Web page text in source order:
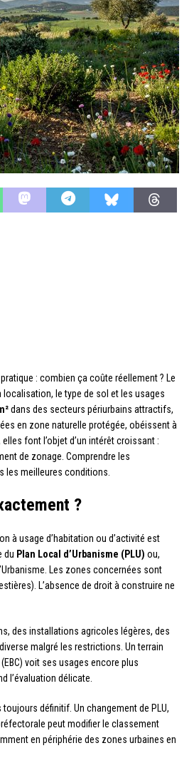
: combien ça coûte réellement ? Le
le type de sol et les usages
dans des secteurs périurbains attractifs,
en zone naturelle protégée, obéissent à
font l’objet d’un intérêt croissant :
de zonage. Comprendre les
les meilleures conditions.
?
à usage d’habitation ou d’activité est
du Plan Local d’Urbanisme (PLU) ou,
Les zones concernées sont
L’absence de droit à construire ne
des installations agricoles légères, des
malgré les restrictions. Un terrain
voit ses usages encore plus
l’évaluation délicate.
définitif. Un changement de PLU,
peut modifier le classement
en périphérie des zones urbaines en